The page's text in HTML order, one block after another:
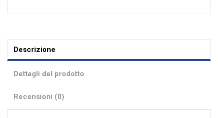
Descrizione
Dettagli del prodotto
Recensioni (0)